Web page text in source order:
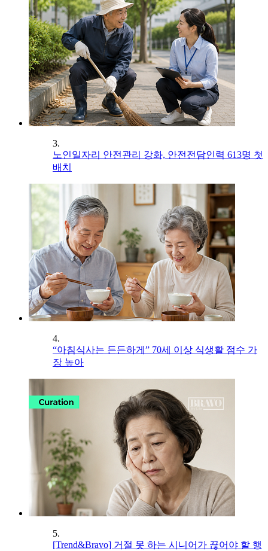
3.
노인일자리 안전관리 강화, 안전전담인력 613명 첫
배치
4.
“아침식사는 든든하게” 70세 이상 식생활 점수 가
장 높아
5.
[Trend&Bravo] 거절 못 하는 시니어가 끊어야 할 행